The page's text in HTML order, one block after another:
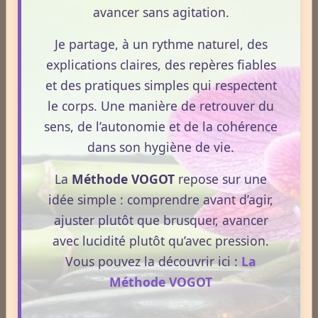
Derniers billets
Réharmonisation corporelle hygiéniste.
La Réharmonisation corporelle hygiéniste désigne un
processus naturel, progressif et non thérapeutique
par lequel le corps retrouve un fonctionnement plus
fluide, plus cohérent et plus équilibré grâce à une
hygiène de vie adaptée.
Lire la suite
Huile de CBD et médicaments : quels effets sur votre
métabolisme ?
Le 13/05/2026
avancer sans agitation.
Je partage, à un rythme naturel, des
explications claires, des repères fiables
et des pratiques simples qui respectent
le corps. Une manière de retrouver du
sens, de l’autonomie et de la cohérence
dans son hygiène de vie.
La Méthode VOGOT repose sur une
idée simple : comprendre avant d’agir,
ajuster plutôt que brusquer, avancer
avec lucidité plutôt qu’avec pression.
Vous pouvez la découvrir ici : La
Méthode VOGOT